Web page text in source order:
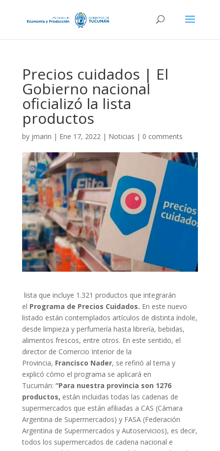
Precios cuidados | El
Gobierno nacional
oficializó la lista
productos
by jmarin | Ene 17, 2022| Noticias | 0 comments
lista que incluye 1.321 productos que integrarán
el Programa de Precios Cuidados. En este nuevo
listado están contemplados artículos de distinta índole,
desde limpieza y perfumería hasta librería, bebidas,
alimentos frescos, entre otros. En este sentido, el
director de Comercio Interior de la
Provincia, Francisco Nader, se refirió al tema y
explicó cómo el programa se aplicará en
Tucumán: “Para nuestra provincia son 1276
productos, están incluidas todas las cadenas de
supermercados que están afiliadas a CAS (Cámara
Argentina de Supermercados) y FASA (Federación
Argentina de Supermercados y Autoservicios), es decir,
todos los supermercados de cadena nacional e